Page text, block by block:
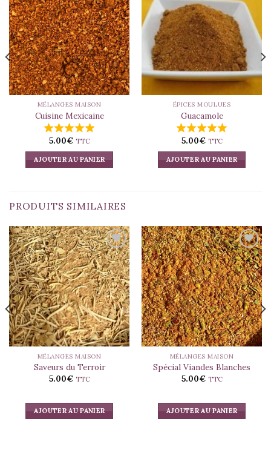
MÉLANGES MAISON
Cuisine Mexicaine
5.00€ TTC
AJOUTER AU PANIER
ÉPICES MOULUES
Guacamole
5.00€ TTC
AJOUTER AU PANIER
PRODUITS SIMILAIRES
MÉLANGES MAISON
Saveurs du Terroir
5.00€ TTC
AJOUTER AU PANIER
MÉLANGES MAISON
Spécial Viandes Blanches
5.00€ TTC
AJOUTER AU PANIER